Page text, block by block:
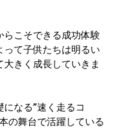
らこそできる成功体験
って子供たちは明るい
きく成長していきま
なる”速く走るコ
の舞台で活躍している